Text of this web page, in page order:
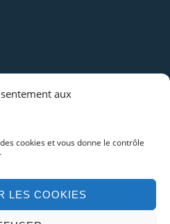
aux
cookies et vous donne le contrôle
LES COOKIES
(UE)
Environnement -